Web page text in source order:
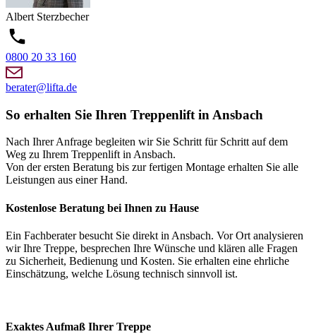
Albert Sterzbecher
0800 20 33 160
berater@lifta.de
So erhalten Sie Ihren Treppenlift in Ansbach
Nach Ihrer Anfrage begleiten wir Sie Schritt für Schritt auf dem
Weg zu Ihrem Treppenlift in Ansbach.
Von der ersten Beratung bis zur fertigen Montage erhalten Sie alle
Leistungen aus einer Hand.
Kostenlose Beratung bei Ihnen zu Hause
Ein Fachberater besucht Sie direkt in Ansbach. Vor Ort analysieren
wir Ihre Treppe, besprechen Ihre Wünsche und klären alle Fragen
zu Sicherheit, Bedienung und Kosten. Sie erhalten eine ehrliche
Einschätzung, welche Lösung technisch sinnvoll ist.
Exaktes Aufmaß Ihrer Treppe